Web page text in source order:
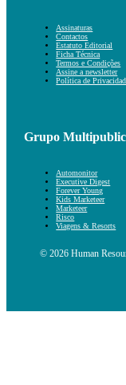
Assinaturas
Contactos
Estatuto Editorial
Ficha Técnica
Termos e Condições
Assine a newsletter
Política de
Grupo
Automonitor
Executive Digest
Forever Young
Kids Marketeer
Marketeer
Risco
Viagens & Resorts
© 2026 Human